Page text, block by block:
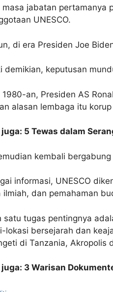
masa jabatan pertamanya
UNESCO.
di era Presiden Joe
demikian, keputusan
1980-an, Presiden AS
alasan lembaga itu
juga: 5 Tewas dalam
kembali
informasi, UNESCO
ilmiah, dan pemahaman
satu tugas pentingnya
lokasi bersejarah dan
di Tanzania, Akropolis
juga: 3 Warisan